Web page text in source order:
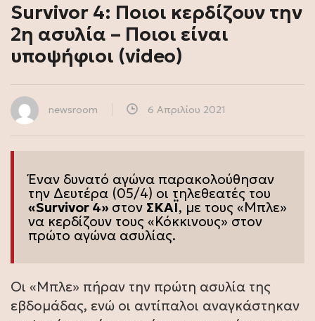
Survivor 4: Ποιοι κερδίζουν την
2η ασυλία – Ποιοι είναι
υποψήφιοι (video)
newsroom 6 Απριλίου 2021
Έναν δυνατό αγώνα παρακολούθησαν
την Δευτέρα (05/4) οι τηλεθεατές του
«Survivor 4» στον ΣΚΑΪ, με τους «Μπλε»
να κερδίζουν τους «Κόκκινους» στον
πρώτο αγώνα ασυλίας.
Οι «Μπλε» πήραν την πρώτη ασυλία της
εβδομάδας, ενώ οι αντίπαλοι αναγκάστηκαν